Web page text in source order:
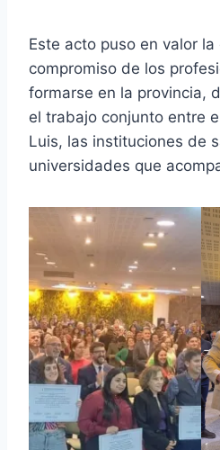
Este acto puso en valor
compromiso de los
formarse en la provincia,
el trabajo conjunto entre
Luis, las instituciones de
universidades que